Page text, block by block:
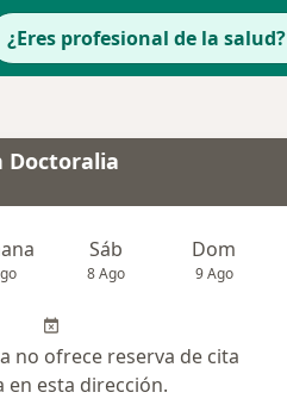
¿Eres profesional de la salud?
Doctoralia
Sáb
8 Ago
Dom
9 Ago
no ofrece reserva de cita
en esta dirección.